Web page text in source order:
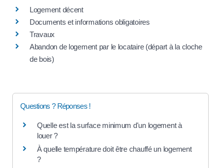
Logement décent
Documents et informations obligatoires
Travaux
Abandon de logement par le locataire (départ à la cloche
de bois)
Questions ? Réponses !
Quelle est la surface minimum d'un logement à
louer ?
À quelle température doit être chauffé un logement
?